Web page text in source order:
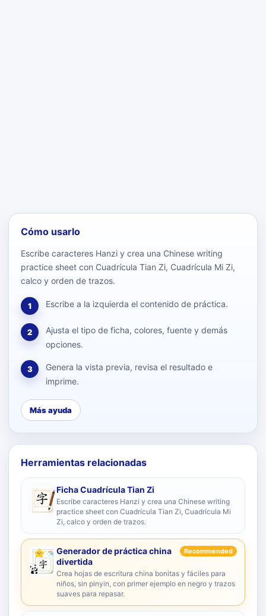
Cómo usarlo
Escribe caracteres Hanzi y crea una Chinese writing
practice sheet con Cuadrícula Tian Zi, Cuadrícula Mi Zi,
calco y orden de trazos.
1 Escribe a la izquierda el contenido de práctica.
2
Ajusta el tipo de ficha, colores, fuente y demás
opciones.
3
Genera la vista previa, revisa el resultado e
imprime.
Más ayuda
Herramientas relacionadas
Ficha Cuadrícula Tian Zi
Escribe caracteres Hanzi y crea una Chinese writing
practice sheet con Cuadrícula Tian Zi, Cuadrícula Mi
Zi, calco y orden de trazos.
Generador de práctica china
divertida
Recommended
Crea hojas de escritura china bonitas y fáciles para
niños, sin pinyin, con primer ejemplo en negro y trazos
suaves para repasar.